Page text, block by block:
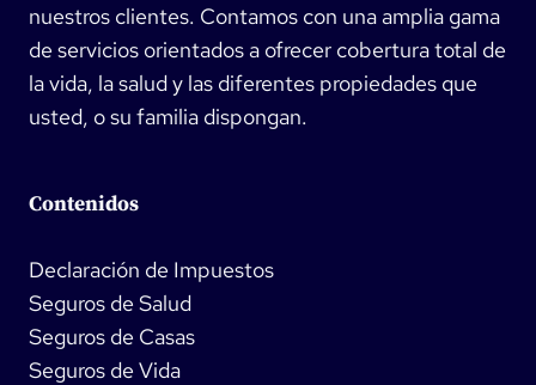
nuestros clientes. Contamos con una amplia gama
de servicios orientados a ofrecer cobertura total de
la vida, la salud y las diferentes propiedades que
usted, o su familia dispongan.
Contenidos
Declaración de Impuestos
Seguros de Salud
Seguros de Casas
Seguros de Vida